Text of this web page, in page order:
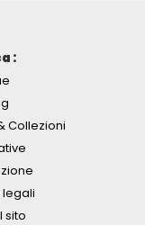
:
Collezioni
legali
sito